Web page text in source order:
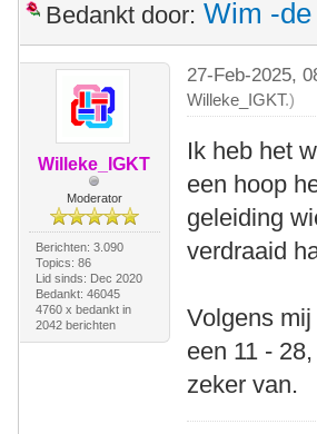
Bedankt door: Wim -
Willeke_IGKT
Moderator
Berichten: 3.090
Topics: 86
Lid sinds: Dec 2020
Bedankt: 46045
4760 x bedankt in
2042 berichten
27-Feb-2025,
Willeke_IGKT.)
Ik heb het
een hoop
geleiding
verdraaid
Volgens
een 11 -
zeker van.